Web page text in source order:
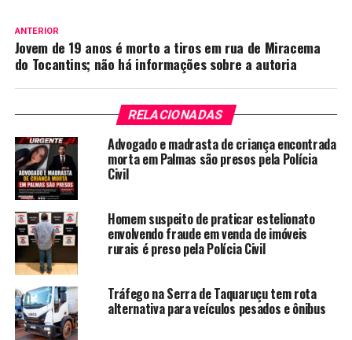
ANTERIOR
Jovem de 19 anos é morto a tiros em rua de Miracema
do Tocantins; não há informações sobre a autoria
RELACIONADAS
Advogado e madrasta de criança encontrada
morta em Palmas são presos pela Polícia
Civil
Homem suspeito de praticar estelionato
envolvendo fraude em venda de imóveis
rurais é preso pela Polícia Civil
Tráfego na Serra de Taquaruçu tem rota
alternativa para veículos pesados e ônibus